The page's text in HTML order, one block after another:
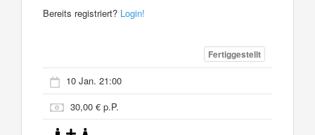
Bereits registriert? Login!
Fertiggestellt
10 Jan. 21:00
30,00 € p.P.